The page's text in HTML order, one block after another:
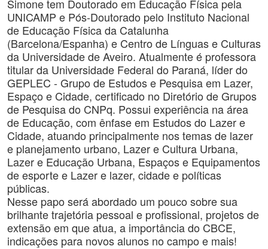
Simone tem Doutorado em Educação Física pela
UNICAMP e Pós-Doutorado pelo Instituto Nacional
de Educação Física da Catalunha
(Barcelona/Espanha) e Centro de Línguas e Culturas
da Universidade de Aveiro. Atualmente é professora
titular da Universidade Federal do Paraná, líder do
GEPLEC - Grupo de Estudos e Pesquisa em Lazer,
Espaço e Cidade, certificado no Diretório de Grupos
de Pesquisa do CNPq. Possui experiência na área
de Educação, com ênfase em Estudos do Lazer e
Cidade, atuando principalmente nos temas de lazer
e planejamento urbano, Lazer e Cultura Urbana,
Lazer e Educação Urbana, Espaços e Equipamentos
de esporte e Lazer e lazer, cidade e políticas
públicas.
Nesse papo será abordado um pouco sobre sua
brilhante trajetória pessoal e profissional, projetos de
extensão em que atua, a importância do CBCE,
indicações para novos alunos no campo e mais!